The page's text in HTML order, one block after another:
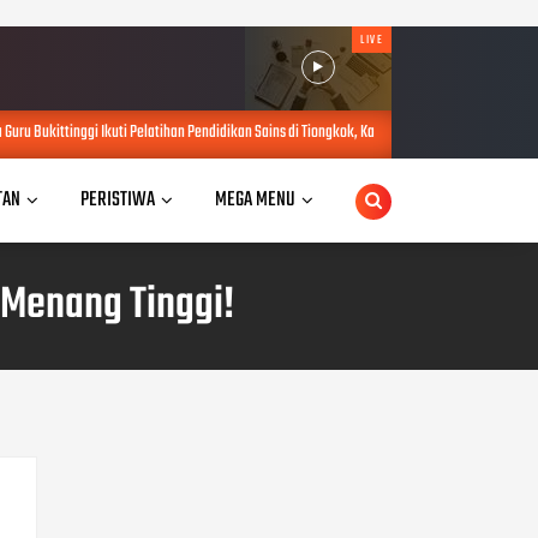
LIVE
Pendidikan Sains di Tiongkok, Kadisdikbud: Bawa Inovasi untuk Pendidikan Gemilang
PERISTIWA MEGA MENU
Tinggi!